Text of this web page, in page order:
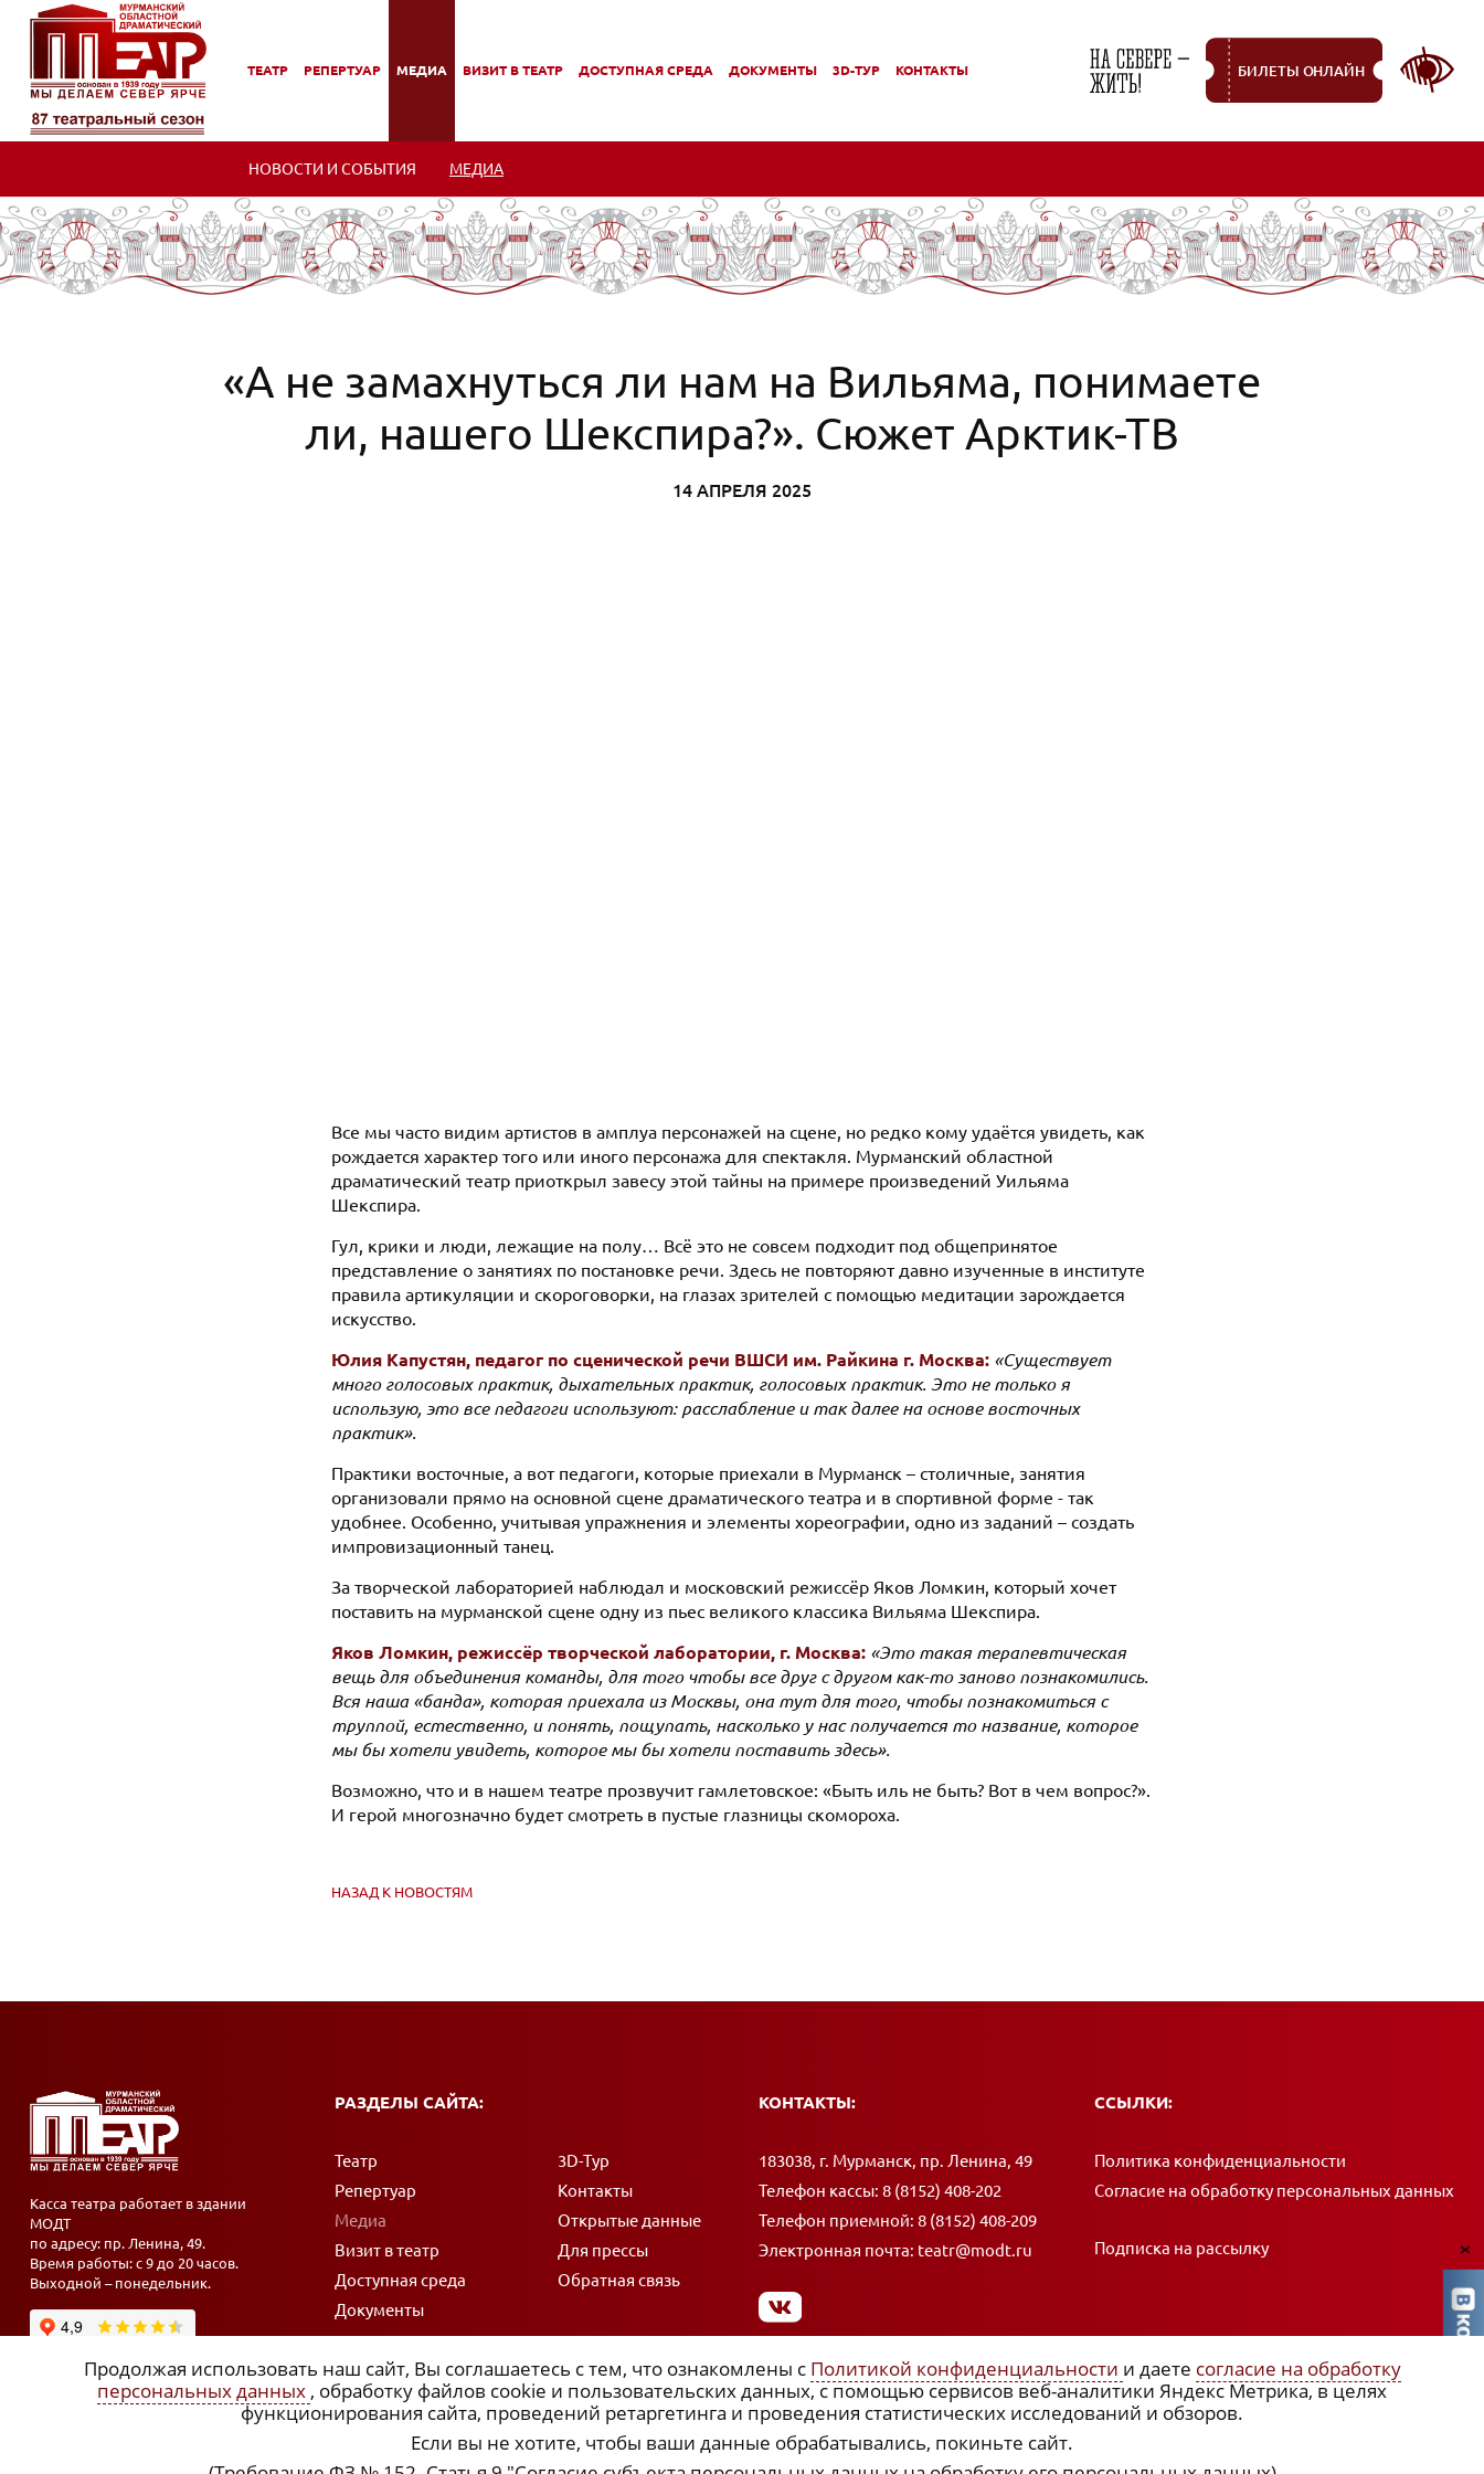
ТЕАТР
РЕПЕРТУАР
МЕДИА
ВИЗИТ В ТЕАТР
ДОСТУПНАЯ СРЕДА
ДОКУМЕНТЫ
3D-ТУР КОНТАКТЫ БИЛЕТЫ ОНЛАЙН
НОВОСТИ И СОБЫТИЯ МЕДИА
«А не замахнуться ли нам на Вильяма, понимаете
ли, нашего Шекспира?». Сюжет Арктик-ТВ
14 АПРЕЛЯ 2025
Все мы часто видим артистов в амплуа персонажей на сцене, но редко кому удаётся увидеть, как
рождается характер того или иного персонажа для спектакля. Мурманский областной
драматический театр приоткрыл завесу этой тайны на примере произведений Уильяма
Шекспира.
Гул, крики и люди, лежащие на полу… Всё это не совсем подходит под общепринятое
представление о занятиях по постановке речи. Здесь не повторяют давно изученные в институте
правила артикуляции и скороговорки, на глазах зрителей с помощью медитации зарождается
искусство.
Юлия Капустян, педагог по сценической речи ВШСИ им. Райкина г. Москва: «Существует
много голосовых практик, дыхательных практик, голосовых практик. Это не только я
использую, это все педагоги используют: расслабление и так далее на основе восточных
практик».
Практики восточные, а вот педагоги, которые приехали в Мурманск – столичные, занятия
организовали прямо на основной сцене драматического театра и в спортивной форме - так
удобнее. Особенно, учитывая упражнения и элементы хореографии, одно из заданий – создать
импровизационный танец.
За творческой лабораторией наблюдал и московский режиссёр Яков Ломкин, который хочет
поставить на мурманской сцене одну из пьес великого классика Вильяма Шекспира.
Яков Ломкин, режиссёр творческой лаборатории, г. Москва: «Это такая терапевтическая
вещь для объединения команды, для того чтобы все друг с другом как-то заново познакомились.
Вся наша «банда», которая приехала из Москвы, она тут для того, чтобы познакомиться с
труппой, естественно, и понять, пощупать, насколько у нас получается то название, которое
мы бы хотели увидеть, которое мы бы хотели поставить здесь».
Возможно, что и в нашем театре прозвучит гамлетовское: «Быть иль не быть? Вот в чем вопрос?».
И герой многозначно будет смотреть в пустые глазницы скомороха.
НАЗАД К НОВОСТЯМ
Касса театра работает в здании
МОДТ
по адресу: пр. Ленина, 49.
Время работы: с 9 до 20 часов.
Выходной – понедельник.
РАЗДЕЛЫ САЙТА:
Театр
Репертуар
Медиа
Визит в театр
Доступная среда
Документы
3D-Тур
Контакты
Открытые данные
Для прессы
Обратная связь
КОНТАКТЫ:
Адрес:
183038, г. Мурманск, пр. Ленина, 49
Телефон кассы: 8 (8152) 408-202
Телефон приемной: 8 (8152) 408-209
Электронная почта: teatr@modt.ru
ССЫЛКИ:
Политика конфиденциальности
Согласие на обработку персональных данных
Подписка на рассылку x
Продолжая использовать наш сайт, Вы соглашаетесь с тем, что ознакомлены с Политикой конфиденциальности и даете согласие на обработку
персональных данных , обработку файлов cookie и пользовательских данных, с помощью сервисов веб-аналитики Яндекс Метрика, в целях
функционирования сайта, проведений ретаргетинга и проведения статистических исследований и обзоров.
Если вы не хотите, чтобы ваши данные обрабатывались, покиньте сайт.